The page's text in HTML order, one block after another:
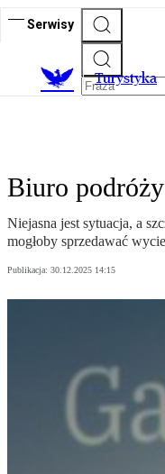
Serwisy
Turystyka
Biuro
Niejasna jest sytuacja, a
mogłoby sprzedawać
Publikacja: 30.12.2025 14:15